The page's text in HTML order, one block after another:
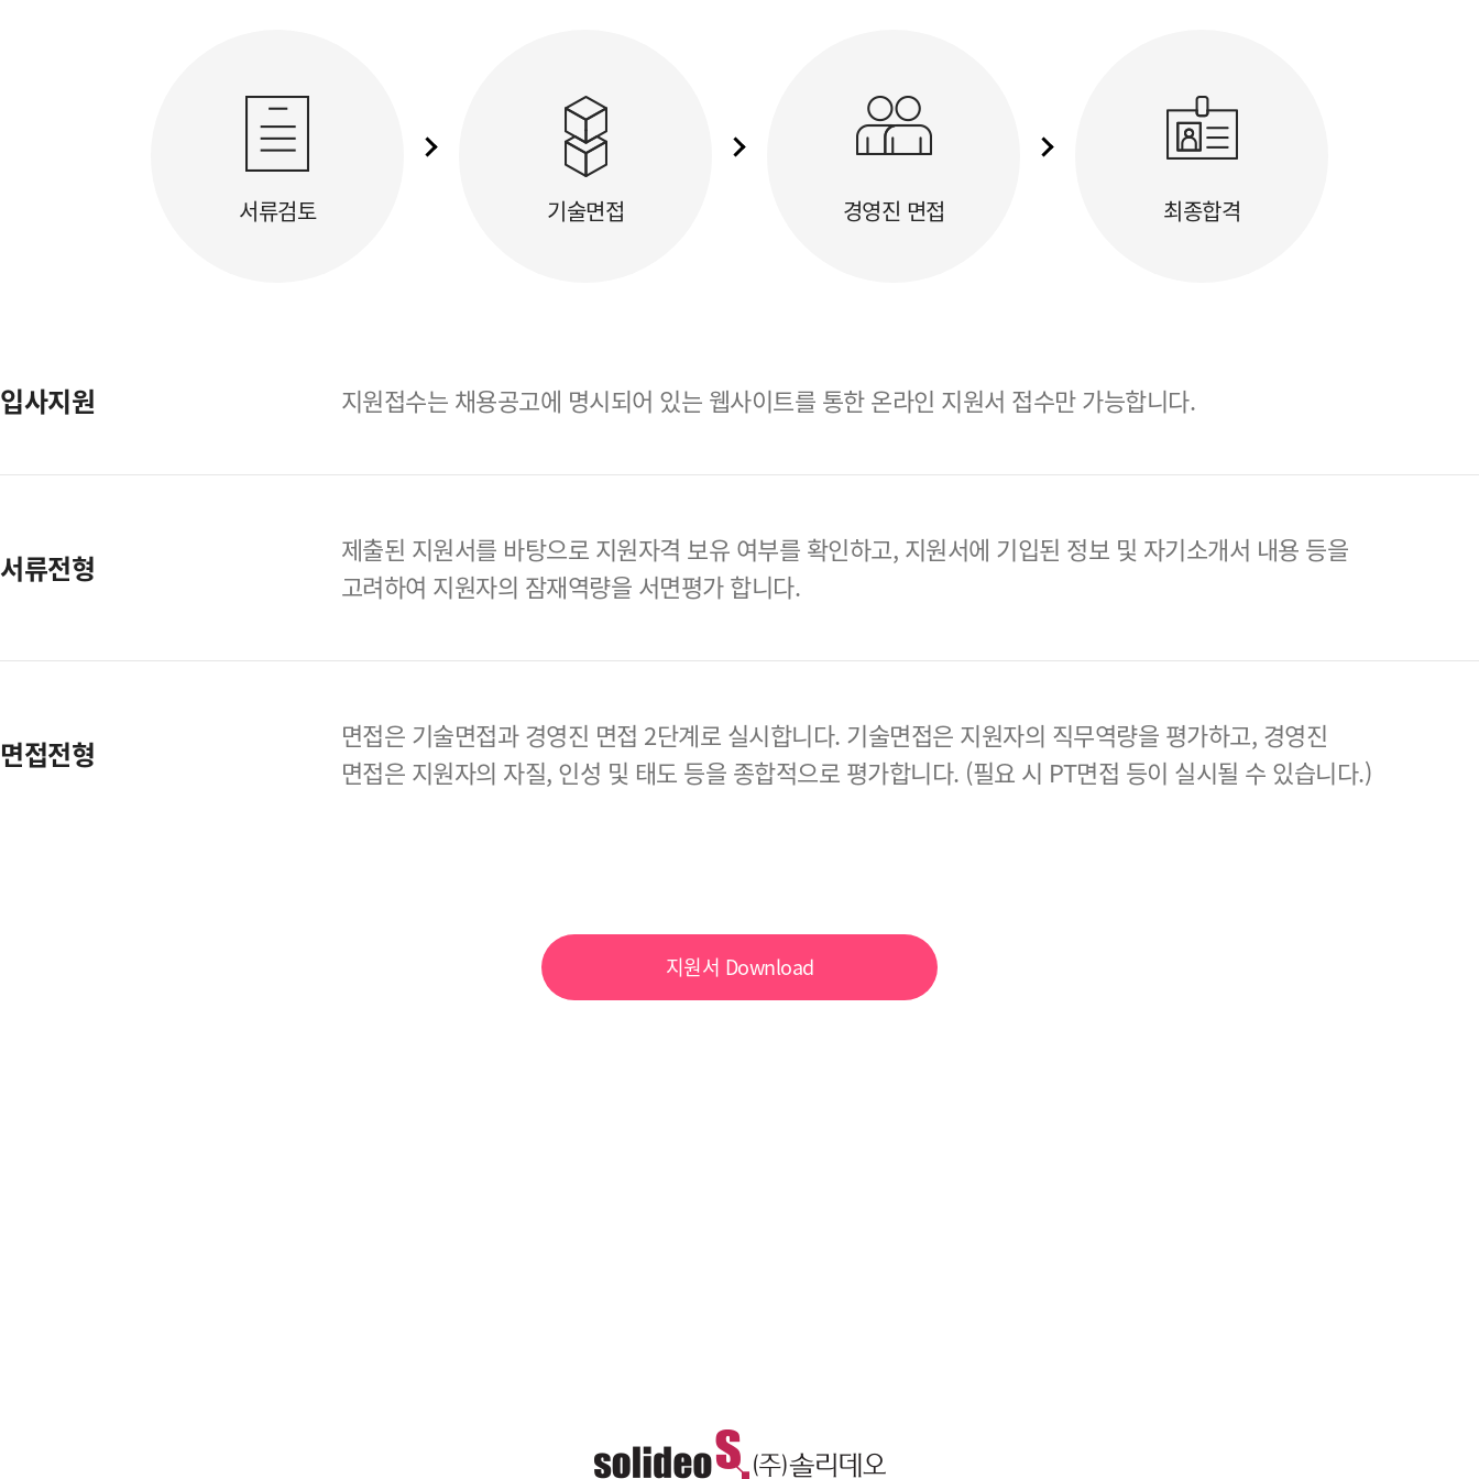
서류검토 기술면접 경영진 면접 최종합격
입사지원 지원접수는 채용공고에 명시되어 있는 웹사이트를 통한 온라인 지원서 접수만 가능합니다.
서류전형
제출된 지원서를 바탕으로 지원자격 보유 여부를 확인하고, 지원서에 기입된 정보 및 자기소개서 내용 등을
고려하여 지원자의 잠재역량을 서면평가 합니다.
면접전형 면접은 기술면접과 경영진 면접 2단계로 실시합니다. 기술면접은 지원자의 직무역량을 평가하고, 경영진
면접은 지원자의 자질, 인성 및 태도 등을 종합적으로 평가합니다. (필요 시 PT면접 등이 실시될 수 있습니다.)
지원서 Download